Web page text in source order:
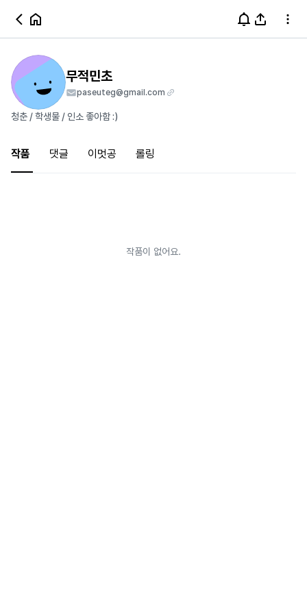
무적민초
paseuteg@gmail.com
청춘 / 학생물 / 인소 좋아함 :)
작품 댓글 이멋공 롤링
작품이 없어요.